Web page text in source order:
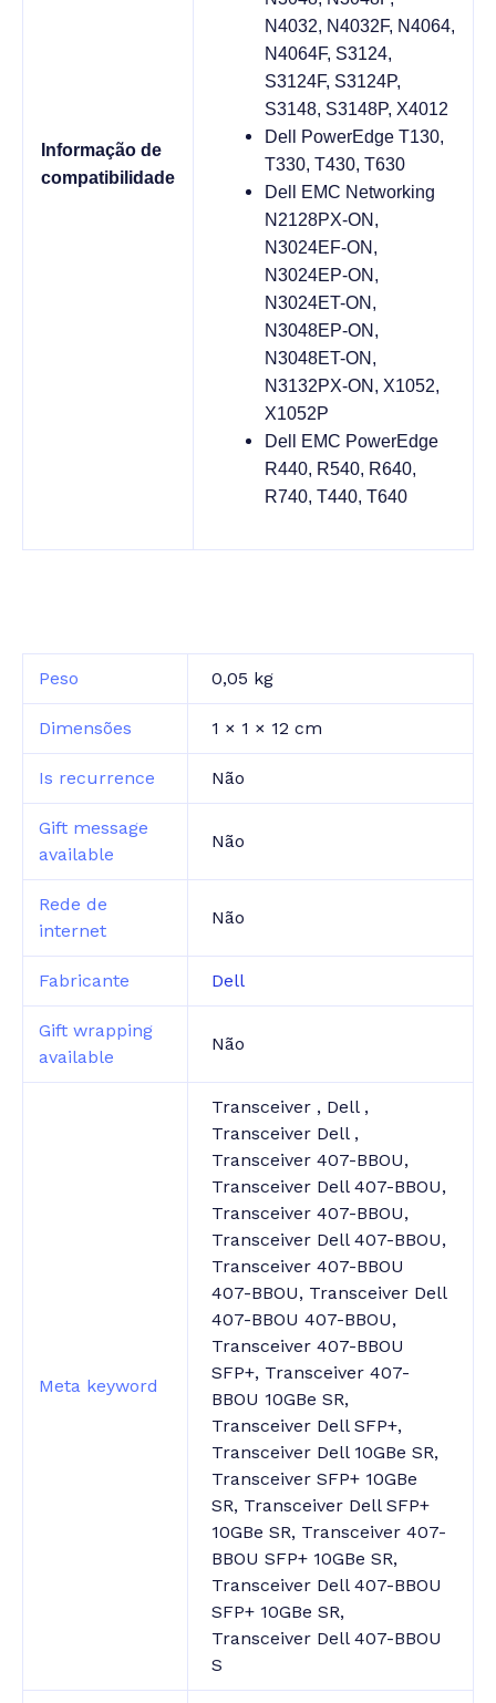
Informação de
compatibilidade
N4032, N4032F, N4064,
N4064F, S3124,
S3124F, S3124P,
S3148, S3148P, X4012
Dell PowerEdge T130,
T330, T430, T630
Dell EMC Networking
N2128PX-ON,
N3024EF-ON,
N3024EP-ON,
N3024ET-ON,
N3048EP-ON,
N3048ET-ON,
N3132PX-ON, X1052,
X1052P
Dell EMC PowerEdge
R440, R540, R640,
R740, T440, T640
Peso 0,05 kg
Dimensões 1 × 1 × 12 cm
Is recurrence Não
Gift message
available
Não
Rede de
internet
Não
Fabricante Dell
Gift wrapping
available
Não
Meta keyword
Transceiver , Dell ,
Transceiver Dell ,
Transceiver 407-BBOU,
Transceiver Dell 407-BBOU,
Transceiver 407-BBOU,
Transceiver Dell 407-BBOU,
Transceiver 407-BBOU
407-BBOU, Transceiver Dell
407-BBOU 407-BBOU,
Transceiver 407-BBOU
SFP+, Transceiver 407-
BBOU 10GBe SR,
Transceiver Dell SFP+,
Transceiver Dell 10GBe SR,
Transceiver SFP+ 10GBe
SR, Transceiver Dell SFP+
10GBe SR, Transceiver 407-
BBOU SFP+ 10GBe SR,
Transceiver Dell 407-BBOU
SFP+ 10GBe SR,
Transceiver Dell 407-BBOU
S